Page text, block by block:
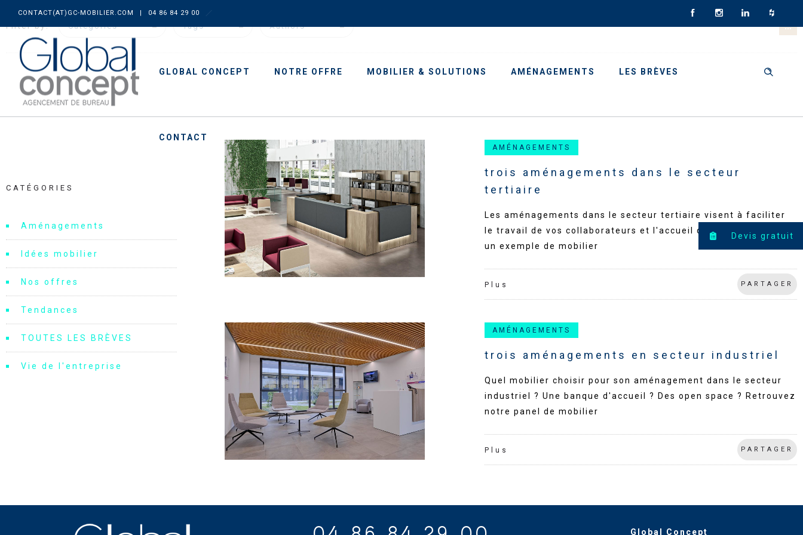
CONTACT(AT)GC-MOBILIER.COM | 04 86 84 29 00
GLOBAL CONCEPT NOTRE OFFRE MOBILIER & SOLUTIONS AMÉNAGEMENTS LES BRÈVES
CONTACT
Filter by: Categories Tags Authors
AMÉNAGEMENTS
trois aménagements dans le secteur
tertiaire
Les aménagements dans le secteur tertiaire visent à faciliter
le travail de vos collaborateurs et l'accueil du public. Retrouvez
un exemple de mobilier
Plus PARTAGER
AMÉNAGEMENTS
trois aménagements en secteur industriel
Quel mobilier choisir pour son aménagement dans le secteur
industriel ? Une banque d'accueil ? Des open space ? Retrouvez
notre panel de mobilier
Plus PARTAGER
CATÉGORIES
Aménagements
Idées mobilier
Nos offres
Tendances
TOUTES LES BRÈVES
Vie de l'entreprise
Global Concept
Devis gratuit